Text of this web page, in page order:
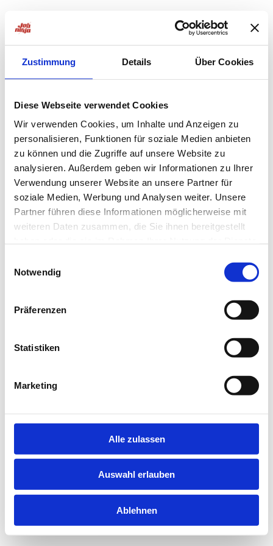
Zustimmung Details Über Cookies
Diese Webseite verwendet Cookies
Wir verwenden Cookies, um Inhalte und Anzeigen zu
personalisieren, Funktionen für soziale Medien anbieten
zu können und die Zugriffe auf unsere Website zu
analysieren. Außerdem geben wir Informationen zu Ihrer
Verwendung unserer Website an unsere Partner für
soziale Medien, Werbung und Analysen weiter. Unsere
Partner führen diese Informationen möglicherweise mit
weiteren Daten zusammen, die Sie ihnen bereitgestellt
Notwendig
Präferenzen
Statistiken
Marketing
Alle zulassen
Auswahl erlauben
Ablehnen
loadingjobninja.com
for more